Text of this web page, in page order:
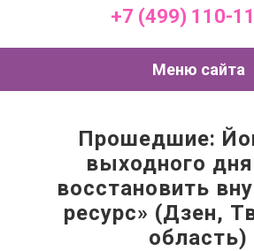
+7 (499) 110-
Меню сайта
Прошедшие:
выходного
восстановить
ресурс» (Дзен,
область)